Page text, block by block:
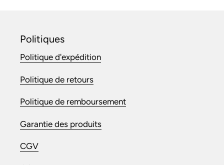
Politiques
Politique d'expédition
Politique de retours
Politique de remboursement
Garantie des produits
CGV